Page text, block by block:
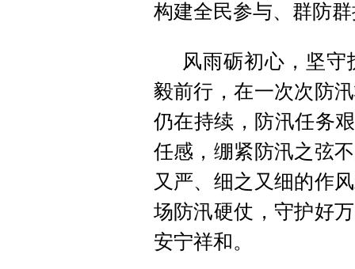
构建全民参与、群防
风雨砺初心，坚
毅前行，在一次次防
仍在持续，防汛任务
任感，绷紧防汛之弦
又严、细之又细的作
场防汛硬仗，守护好
安宁祥和。